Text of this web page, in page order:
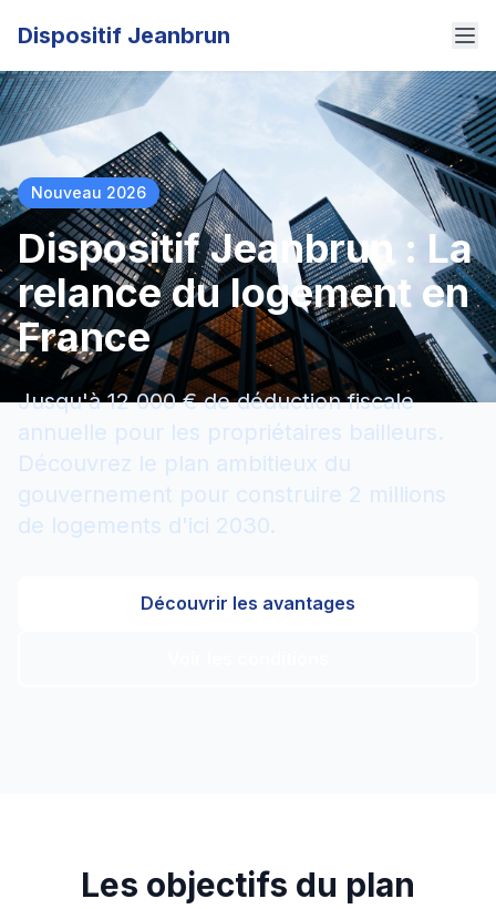
Dispositif Jeanbrun
Nouveau 2026
Dispositif Jeanbrun : La
relance du logement en
France
Jusqu'à 12 000 € de déduction fiscale
annuelle pour les propriétaires bailleurs.
Découvrez le plan ambitieux du
gouvernement pour construire 2 millions
de logements d'ici 2030.
Découvrir les avantages
Les objectifs du plan